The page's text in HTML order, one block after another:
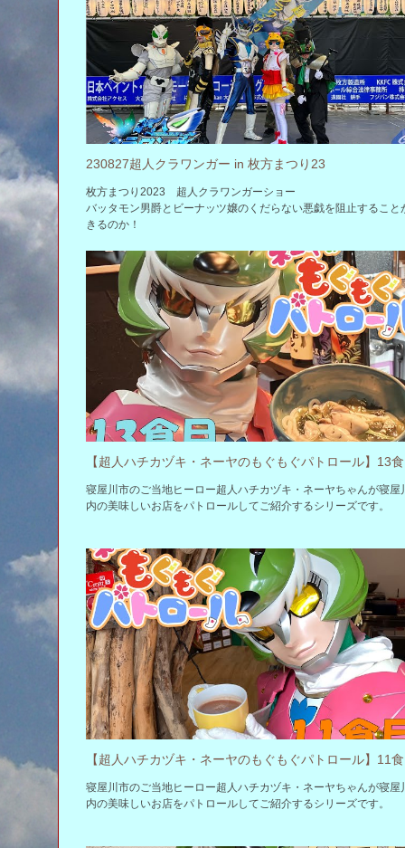
230827超人クラワンガー in 枚方まつり23
枚方まつり2023 超人クラワンガーショー
バッタモン男爵とビーナッツ嬢のくだらない悪戯を阻止すること
きるのか！
寝屋川市のご当地ヒーロー超人ハチカヅキ・ネーヤちゃんが寝屋
内の美味しいお店をパトロールしてご紹介するシリーズです。
寝屋川市のご当地ヒーロー超人ハチカヅキ・ネーヤちゃんが寝屋
内の美味しいお店をパトロールしてご紹介するシリーズです。